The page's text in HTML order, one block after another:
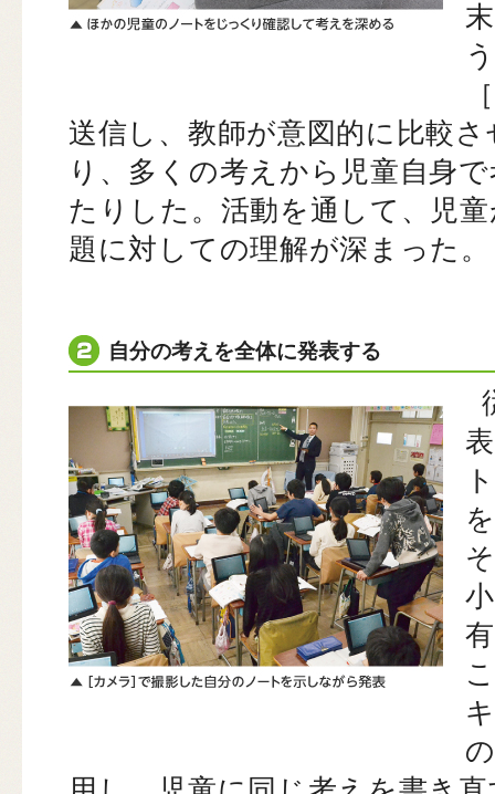
送信し、教師が意図的に比較
り、多くの考えから児童自身
たりした。活動を通して、児
題に対しての理解が深まった。
自分の考えを全体に発表する